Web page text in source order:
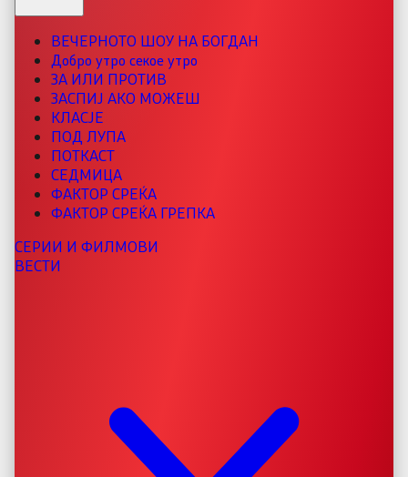
ВЕЧЕРНОТО ШОУ НА БОГДАН
Добро утро секое утро
ЗА ИЛИ ПРОТИВ
ЗАСПИЈ АКО МОЖЕШ
КЛАСЈЕ
ПОД ЛУПА
ПОТКАСТ
СЕДМИЦА
ФАКТОР СРЕЌА
ФАКТОР СРЕЌА ГРЕПКА
СЕРИИ И ФИЛМОВИ
ВЕСТИ